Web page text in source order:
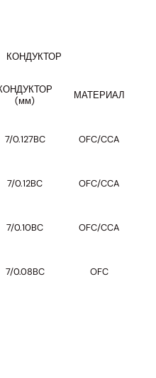
КОНДУКТОР
(мм)
МАТЕРИАЛ
7/0.127BC OFC/CCA
7/0.12BC OFC/CCA
7/0.10BC OFC/CCA
7/0.08BC OFC